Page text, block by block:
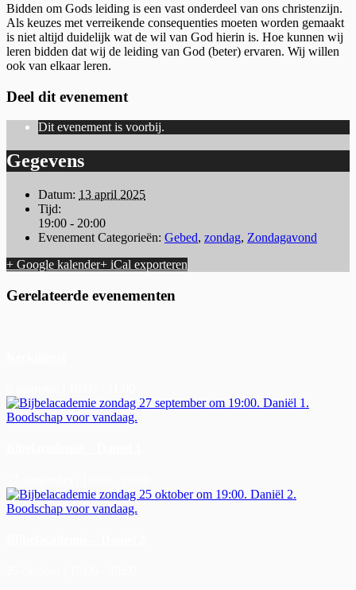
Bidden om Gods leiding is een vast onderdeel van ons christenzijn.
Als keuzes met verreikende consequenties moeten worden gemaakt
is niet altijd duidelijk wat de wil van God hierin is. Hoe kunnen wij
leren bidden dat wij de leiding van God (beter) ervaren. Wij willen
ook van elkaar leren.
Deel dit evenement
Dit evenement is voorbij.
Gegevens
Datum: 13 april 2025
Tijd:
19:00 - 20:00
Evenement Categorieën: Gebed, zondag, Zondagavond
+ Google kalender+ iCal exporteren
Gerelateerde evenementen